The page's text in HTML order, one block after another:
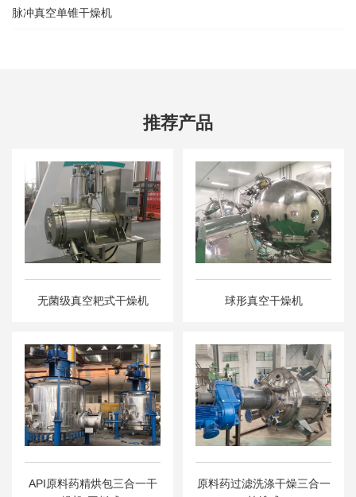
脉冲真空单锥干燥机
推荐产品
无菌级真空耙式干燥机 球形真空干燥机
API原料药精烘包三合一干
原料药过滤洗涤干燥三合一